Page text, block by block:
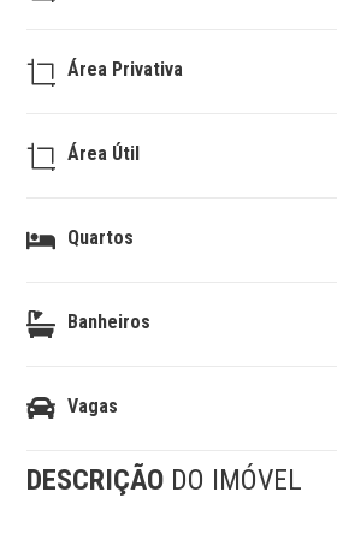
Área Privativa
Área Útil
Quartos
Banheiros
Vagas
DESCRIÇÃO DO IMÓVEL